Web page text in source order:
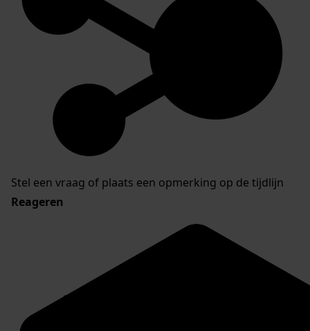
Stel een vraag of plaats een opmerking op de tijdlijn
Reageren